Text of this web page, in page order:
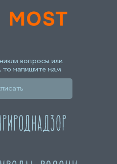
вопросы или
то напишите нам